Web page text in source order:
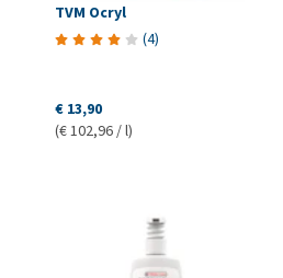
TVM Ocryl
(4)
€ 13,90
(€ 102,96 / l)